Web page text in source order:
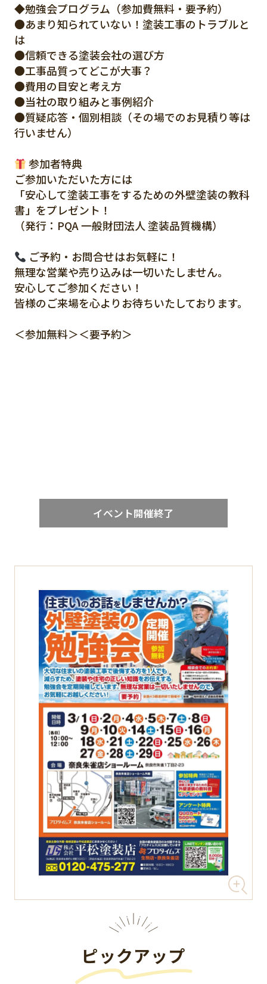
◆勉強会プログラム（参加費無料・要予約）
●あまり知られていない！塗装工事のトラブルと
は
●信頼できる塗装会社の選び方
●工事品質ってどこが大事？
●費用の目安と考え方
●当社の取り組みと事例紹介
●質疑応答・個別相談（その場でのお見積り等は
行いません）
参加者特典
ご参加いただいた方には
「安心して塗装工事をするための外壁塗装の教科
書」をプレゼント！
（発行：PQA 一般財団法人 塗装品質機構）
ご予約・お問合せはお気軽に！
無理な営業や売り込みは一切いたしません。
安心してご参加ください！
皆様のご来場を心よりお待ちいたしております。
＜参加無料＞＜要予約＞
イベント開催終了
ピックアップ